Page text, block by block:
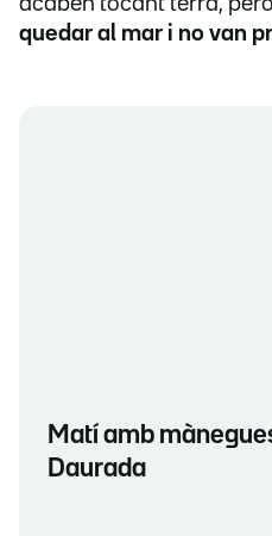
quedar al mar i no van
Matí amb
Daurada